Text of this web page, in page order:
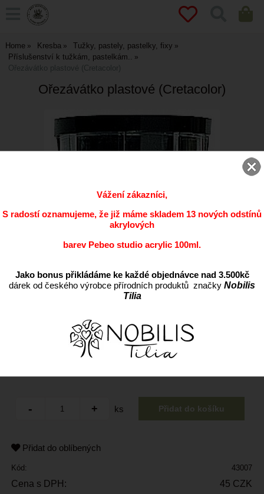
Home Kresba
Tužky, pastely, pastelky, fixy
Příslušenství k tužkám, pastelkám..
Ořezávátko plastové (Cretacolor)
Ořezávátko plastové (Cretacolor)
ks
Přidat do oblíbených
Kód: 43007
Cena s DPH: 45 CZK
Vážení zákazníci,
S radostí oznamujeme, že již máme skladem 13 nových odstínů
akrylových
barev Pebeo studio acrylic 100ml.
Jako bonus přikládáme ke každé objednávce nad 3.500kč
dárek od českého výrobce přírodních produktů značky Nobilis
Tilia